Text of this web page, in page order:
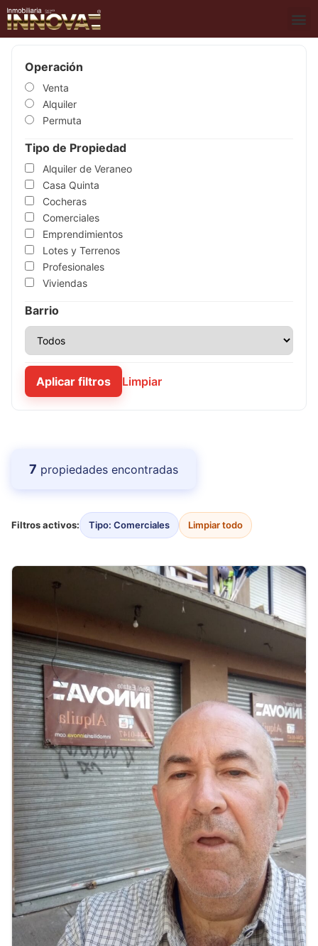
Operación
Venta
Alquiler
Permuta
Tipo de Propiedad
Alquiler de Veraneo
Casa Quinta
Cocheras
Comerciales
Emprendimientos
Lotes y Terrenos
Profesionales
Viviendas
Barrio
Aplicar filtros Limpiar
7 propiedades encontradas
Filtros activos: Tipo: Comerciales Limpiar todo